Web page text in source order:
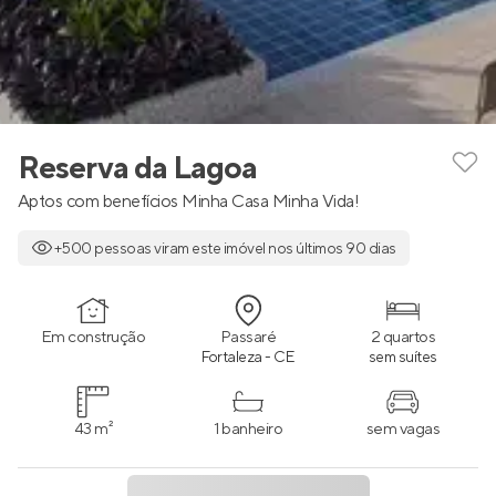
Reserva da Lagoa
Aptos com benefícios Minha Casa Minha Vida!
+500 pessoas viram este imóvel nos últimos 90 dias
Em construção Passaré
Fortaleza - CE
2 quartos
sem suítes
43 m² 1 banheiro sem vagas